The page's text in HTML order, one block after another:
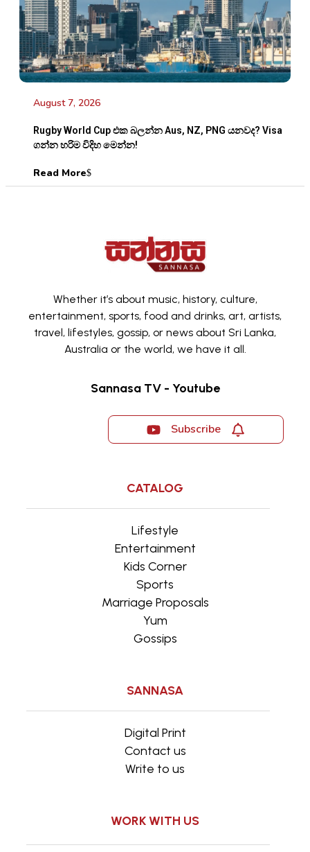
August 7, 2026
Rugby World Cup එක බලන්න Aus, NZ, PNG යනවද? Visa
ගන්න හරිම විදිහ මෙන්න!
Read More
Whether it’s about music, history, culture,
entertainment, sports, food and drinks, art, artists,
travel, lifestyles, gossip, or news about Sri Lanka,
Australia or the world, we have it all.
Sannasa TV - Youtube
Subscribe
CATALOG
Lifestyle
Entertainment
Kids Corner
Sports
Marriage Proposals
Yum
Gossips
SANNASA
Digital Print
Contact us
Write to us
WORK WITH US